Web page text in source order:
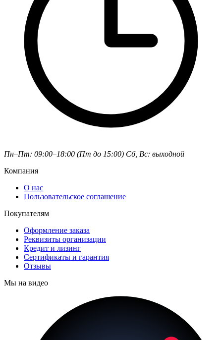
Пн–Пт: 09:00–18:00 (Пт до 15:00) Сб, Вс: выходной
Компания
О нас
Пользовательское соглашение
Покупателям
Оформление заказа
Реквизиты организации
Кредит и лизинг
Сертификаты и гарантия
Отзывы
Мы на видео